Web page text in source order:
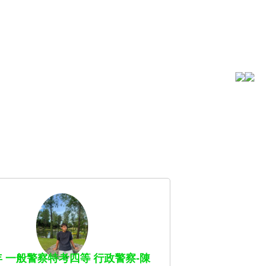
一般警察特考四等 行政警察-陳